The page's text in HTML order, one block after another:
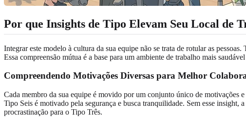
Por que Insights de Tipo Elevam Seu Local de
Integrar este modelo à cultura da sua equipe não se trata de rotular as
Essa compreensão mútua é a base para um ambiente de trabalho mais
Compreendendo Motivações Diversas para Melhor
Cada membro da sua equipe é movido por um conjunto único de motivações
Tipo Seis é motivado pela segurança e busca tranquilidade. Sem esse
procrastinação para o Tipo Três.